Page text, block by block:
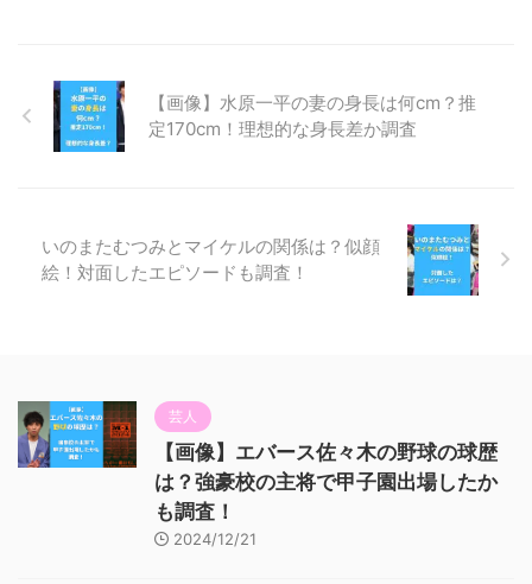
【画像】水原一平の妻の身長は何cm？推
定170cm！理想的な身長差か調査
いのまたむつみとマイケルの関係は？似顔
絵！対面したエピソードも調査！
芸人
【画像】エバース佐々木の野球の球歴
は？強豪校の主将で甲子園出場したか
も調査！
2024/12/21